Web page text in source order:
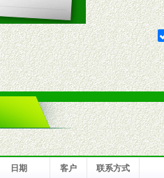
场操作一定
滞销品给予
服务咨询中
复您的疑问。
日期 客户 联系方式